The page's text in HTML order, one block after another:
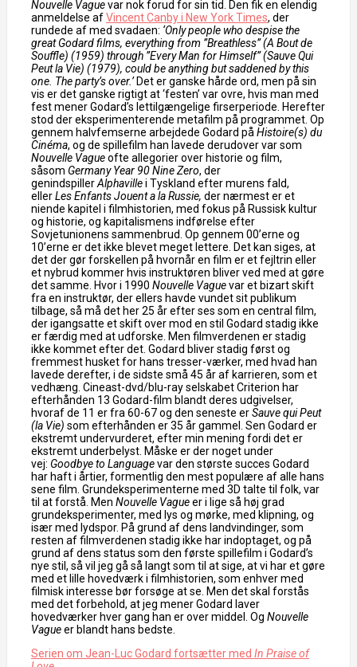
Nouvelle Vaguevar nok forud for sin tid. Den fik en elendig
anmeldelse afVincent Canby i New York Times, der
rundede af med svadaen: ‘Only people who despise the
great Godard films, everything from ”Breathless” (A Bout de
Souffle) (1959) through ”Every Man for Himself” (Sauve Qui
Peut la Vie) (1979), could be anything but saddened by this
one. The party’s over.’Det er ganske hårde ord, men på sin
vis er det ganske rigtigt at ‘festen’ var ovre, hvis man med
fest mener Godard’s lettilgængelige firserperiode. Herefter
stod der eksperimenterende metafilm på programmet. Op
gennem halvfemserne arbejdede Godard på Histoire(s) du
Cinéma, og de spillefilm han lavede derudover var som
Nouvelle Vagueofte allegorier over historie og film,
såsom Germany Year 90 Nine Zero, der
genindspillerAlphavillei Tyskland efter murens fald,
ellerLes Enfants Jouent a la Russie, der nærmest er et
niende kapitel i filmhistorien, med fokus på Russisk kultur
og historie, og kapitalismens indførelse efter
Sovjetunionens sammenbrud. Op gennem 00’erne og
10’erne er det ikke blevet meget lettere. Det kan siges, at
det der gør forskellen på hvornår en film er et fejltrin eller
et nybrud kommer hvis instruktøren bliver ved med at gøre
det samme. Hvor i 1990 Nouvelle Vaguevar et bizart skift
fra en instruktør, der ellers havde vundet sit publikum
tilbage, så må det her 25 år efter ses som en central film,
der igangsatte et skift over mod en stil Godard stadig ikke
er færdig med at udforske. Men filmverdenen er stadig
ikke kommet efter det. Godard bliver stadig først og
fremmest husket for hans tresser-værker, med hvad han
lavede derefter, i de sidste små 45 år af karrieren, som et
vedhæng. Cineast-dvd/blu-ray selskabet Criterion har
efterhånden 13 Godard-film blandt deres udgivelser,
hvoraf de 11 er fra 60-67 og den seneste erSauve qui Peut
(la Vie) som efterhånden er 35 år gammel. Sen Godard er
ekstremt undervurderet, efter min mening fordi det er
ekstremt underbelyst. Måske er der noget under
vej: Goodbye to Languagevar den største succes Godard
har haft i årtier, formentlig den mest populære af alle hans
sene film. Grundeksperimenterne med 3D talte til folk, var
til at forstå. Men Nouvelle Vagueer i lige så høj grad
grundeksperimenter, med lys og mørke, med klipning, og
især med lydspor. På grund af dens landvindinger, som
resten af filmverdenen stadig ikke har indoptaget, og på
grund af dens status som den første spillefilm i Godard’s
nye stil, så vil jeg gå så langt som til at sige, at vi har et gøre
med et lille hovedværk i filmhistorien, som enhver med
filmisk interesse bør forsøge at se. Men det skal forstås
med det forbehold, at jeg mener Godard laver
hovedværker hver gang han er over middel. Og Nouvelle
Vagueer blandt hans bedste.
Serien om Jean-Luc Godard fortsætter med In Praise of